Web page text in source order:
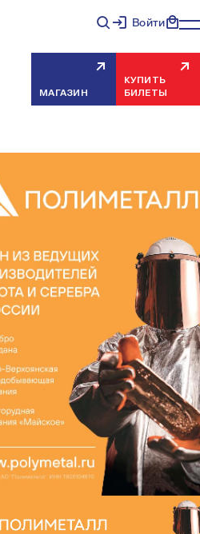
Войти
МАГАЗИН
КУПИТЬ
БИЛЕТЫ